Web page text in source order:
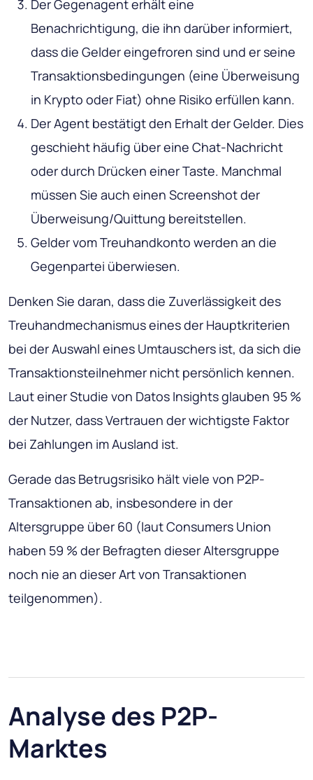
Der Gegenagent erhält eine
Benachrichtigung, die ihn darüber informiert,
dass die Gelder eingefroren sind und er seine
Transaktionsbedingungen (eine Überweisung
in Krypto oder Fiat) ohne Risiko erfüllen kann.
Der Agent bestätigt den Erhalt der Gelder. Dies
geschieht häufig über eine Chat-Nachricht
oder durch Drücken einer Taste. Manchmal
müssen Sie auch einen Screenshot der
Überweisung/Quittung bereitstellen.
Gelder vom Treuhandkonto werden an die
Gegenpartei überwiesen.
Denken Sie daran, dass die Zuverlässigkeit des
Treuhandmechanismus eines der Hauptkriterien
bei der Auswahl eines Umtauschers ist, da sich die
Transaktionsteilnehmer nicht persönlich kennen.
Laut einer Studie von Datos Insights glauben 95 %
der Nutzer, dass Vertrauen der wichtigste Faktor
bei Zahlungen im Ausland ist.
Gerade das Betrugsrisiko hält viele von P2P-
Transaktionen ab, insbesondere in der
Altersgruppe über 60 (laut Consumers Union
haben 59 % der Befragten dieser Altersgruppe
noch nie an dieser Art von Transaktionen
teilgenommen).
Analyse des P2P-
Marktes